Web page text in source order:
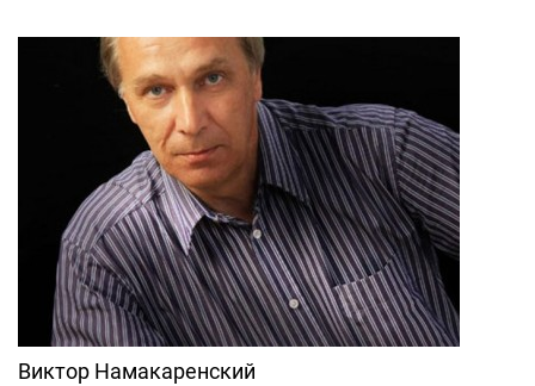
Виктор Намакаренский